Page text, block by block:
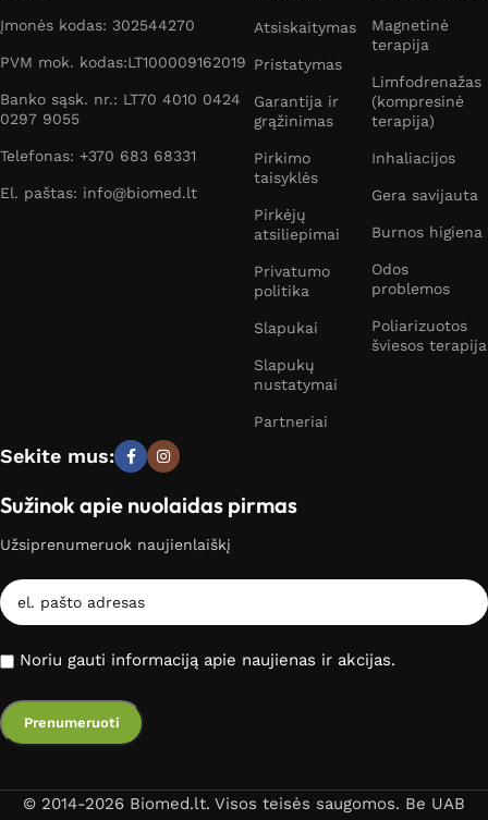
Įmonės kodas: 302544270
PVM mok. kodas:LT100009162019
Banko sąsk. nr.: LT70 4010 0424
0297 9055
Telefonas: +370 683 68331
El. paštas: info@biomed.lt
Atsiskaitymas
Pristatymas
Garantija ir
grąžinimas
Pirkimo
taisyklės
Pirkėjų
atsiliepimai
Privatumo
politika
Slapukai
Slapukų
nustatymai
Partneriai
Magnetinė
terapija
Limfodrenažas
(kompresinė
terapija)
Inhaliacijos
Gera savijauta
Burnos higiena
Odos
problemos
Poliarizuotos
šviesos terapija
Sekite mus:
Sužinok apie nuolaidas pirmas
Užsiprenumeruok naujienlaiškį
Noriu gauti informaciją apie naujienas ir akcijas.
© 2014-2026 Biomed.lt. Visos teisės saugomos. Be UAB